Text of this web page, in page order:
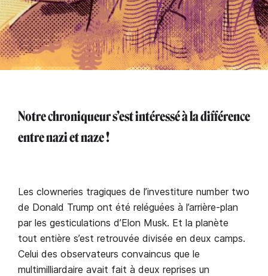
Notre chroniqueur s’est intéressé à la différence
entre nazi et naze !
Les clowneries tragiques de l’investiture number two
de Donald Trump ont été reléguées à l’arrière-plan
par les gesticulations d’Elon Musk. Et la planète
tout entière s’est retrouvée divisée en deux camps.
Celui des observateurs convaincus que le
multimilliardaire avait fait à deux reprises un